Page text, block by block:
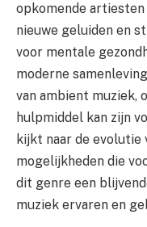
opkomende
nieuwe geluiden en
voor mentale
moderne
van ambient muziek,
hulpmiddel kan zijn
kijkt naar de evolutie
mogelijkheden die
dit genre een
muziek ervaren en